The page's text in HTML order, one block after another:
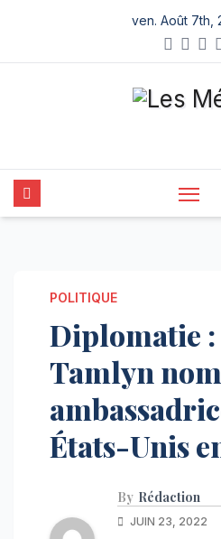
content
ven. Août 7th,
POLITIQUE
Diplomatie :
Tamlyn
États-Unis
By Rédaction
JUIN 23, 2022